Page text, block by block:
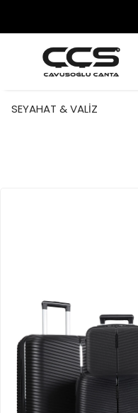
SEYAHAT & VALİZ